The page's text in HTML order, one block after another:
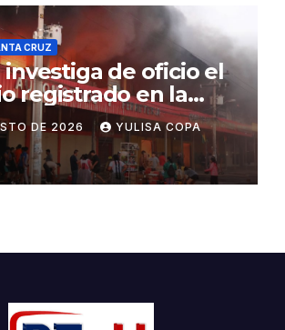
CRUZ
investiga de oficio el
registrado en la
Lindo
DE 2026 YULISA COPA